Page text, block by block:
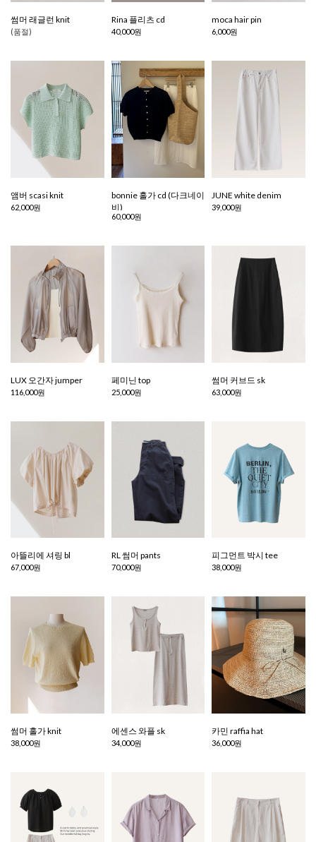
썸머 래글런 knit
(품절)
Rina 플리츠 cd
40,000원
moca hair pin
6,000원
앰버 scasi knit
62,000원
bonnie 홀가 cd (다크네이
비)
60,000원
JUNE white denim
39,000원
LUX 오간자 jumper
116,000원
페미닌 top
25,000원
썸머 커브드 sk
63,000원
아뜰리에 셔링 bl
67,000원
RL 썸머 pants
70,000원
피그먼트 박시 tee
38,000원
썸머 홀가 knit
38,000원
에센스 와플 sk
34,000원
카민 raffia hat
36,000원